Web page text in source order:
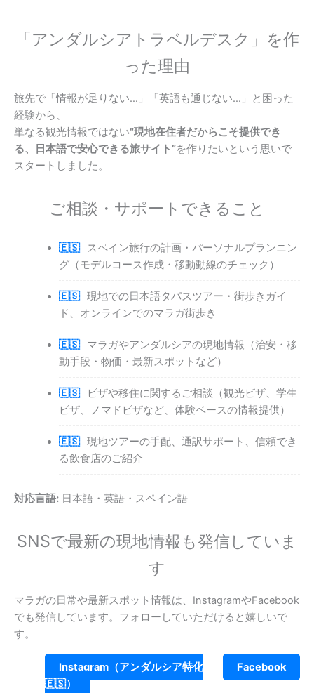
「アンダルシアトラベルデスク」を作
った理由
旅先で「情報が足りない…」「英語も通じない…」と困った
経験から、
単なる観光情報ではない“現地在住者だからこそ提供でき
る、日本語で安心できる旅サイト”を作りたいという思いで
スタートしました。
ご相談・サポートできること
スペイン旅行の計画・パーソナルプランニン
グ（モデルコース作成・移動動線のチェック）
現地での日本語タパスツアー・街歩きガイ
ド、オンラインでのマラガ街歩き
マラガやアンダルシアの現地情報（治安・移
動手段・物価・最新スポットなど）
ビザや移住に関するご相談（観光ビザ、学生
ビザ、ノマドビザなど、体験ベースの情報提供）
現地ツアーの手配、通訳サポート、信頼でき
る飲食店のご紹介
対応言語: 日本語・英語・スペイン語
SNSで最新の現地情報も発信していま
す
マラガの日常や最新スポット情報は、InstagramやFacebook
でも発信しています。フォローしていただけると嬉しいで
す。
Instagram（アンダルシア特化
🇪🇸）
Facebook